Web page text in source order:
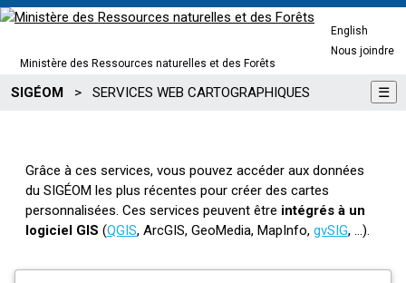
Ministère des Ressources naturelles et des Forêts
English
Nous joindre
SIGÉOM > SERVICES WEB CARTOGRAPHIQUES ☰
Grâce à ces services, vous pouvez accéder aux données
du SIGÉOM les plus récentes pour créer des cartes
personnalisées. Ces services peuvent être intégrés à un
logiciel GIS (QGIS, ArcGIS, GeoMedia, MapInfo, gvSIG, ...).